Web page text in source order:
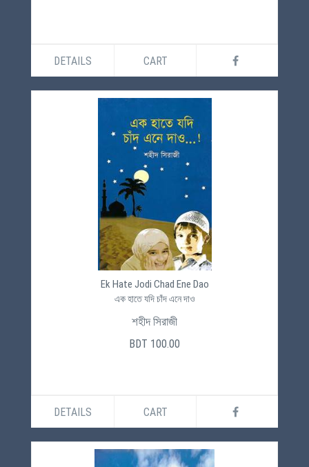
DETAILS CART
Ek Hate Jodi Chad Ene Dao
এক হাতে যদি চাঁদ এনে দাও
শহীদ সিরাজী
BDT 100.00
DETAILS CART